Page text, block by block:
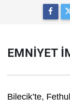
EMNİYET
Bilecik’te,